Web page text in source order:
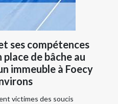
ses compétences
de bâche au
immeuble à Foecy
victimes des soucis